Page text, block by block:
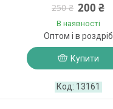
250 ₴ 200 ₴
В наявності
Оптом і в роздріб
Купити
13161